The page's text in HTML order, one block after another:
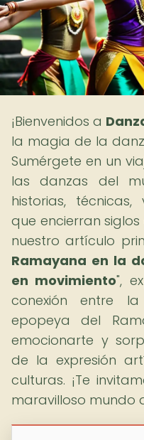
¡Bienvenidos a
la magia de la
Sumérgete en un
las danzas del
historias,
que encierran
nuestro artículo
Ramayana en la
en movimiento",
conexión entre
epopeya del
emocionarte y
de la expresión
culturas. ¡Te
maravilloso mundo